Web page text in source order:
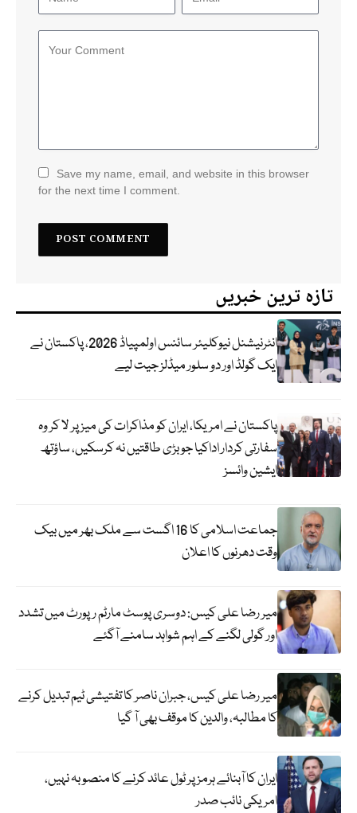
Save my name, email, and website in this browser
for the next time I comment.
تازہ ترین خبریں
انٹرنیشنل نیوکلیئر سائنس اولمپیاڈ 2026، پاکستان نے
ایک گولڈ اور دو سلور میڈلز جیت لیے
پاکستان نے امریکا، ایران کو مذاکرات کی میز پر لا کر وہ
سفارتی کردار اداکیا جو بڑی طاقتیں نہ کرسکیں، ساؤتھ
ایشین وائسز
جماعت اسلامی کا 16 اگست سے ملک بھر میں بیک
وقت دھرنوں کا اعلان
میر رضا علی کیس: دوسری پوسٹ مارٹم رپورٹ میں تشدد
اور گولی لگنے کے اہم شواہد سامنے آگئے
میر رضا علی کیس، جبران ناصر کا تفتیشی ٹیم تبدیل کرنے
کا مطالبہ، والدین کا موقف بھی آ گیا
ایران کا آبنائے ہرمز پر ٹول عائد کرنے کا منصوبہ نہیں،
امریکی نائب صدر